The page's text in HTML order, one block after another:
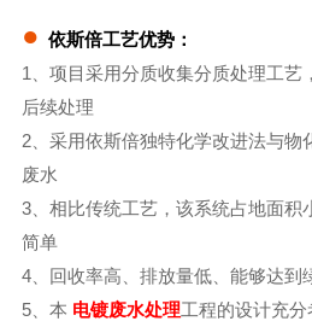
● 依斯倍工艺优势：
1、项目采用分质收集分质处理工艺
后续处理
2、采用依斯倍独特化学改进法与物
废水
3、相比传统工艺，该系统占地面积
简单
4、回收率高、排放量低、能够达到
5、本 电镀废水处理工程的设计充